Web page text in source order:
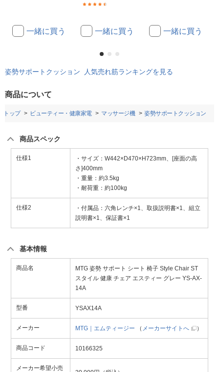
一緒に買う 一緒に買う 一緒に買う
姿勢サポートクッション 人気売れ筋ランキングを見る
商品について
トップ ビューティー・健康家電 マッサージ機 姿勢サポートクッション
商品スペック
仕様1
・サイズ：W442×D470×H723mm、[座面の高
さ]400mm
・重量：約3.5kg
・耐荷重：約100kg
仕様2
・付属品：六角レンチ×1、取扱説明書×1、組立
説明書×1、保証書×1
基本情報
商品名
MTG 姿勢 サポート シート 椅子 Style Chair ST
スタイル 健康 チェア エスティー グレー YS-AX-
14A
型番 YSAX14A
メーカー MTG｜エムティージー （ メーカーサイトへ ）
商品コード 10166325
メーカー希望小売